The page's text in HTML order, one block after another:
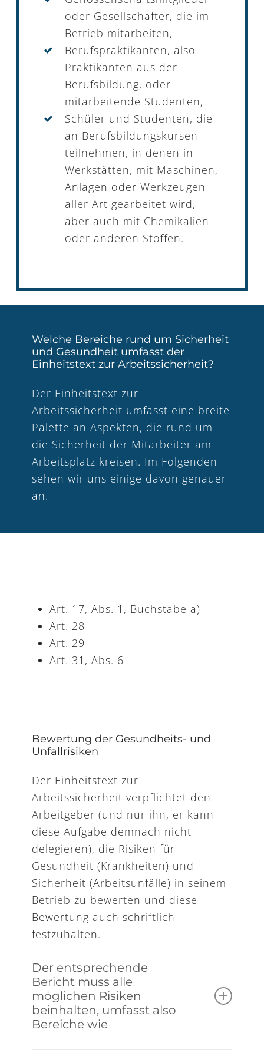
oder Gesellschafter, die im
Betrieb mitarbeiten,
Berufspraktikanten, also
Praktikanten aus der
Berufsbildung, oder
mitarbeitende Studenten,
Schüler und Studenten, die
an Berufsbildungskursen
teilnehmen, in denen in
Werkstätten, mit Maschinen,
Anlagen oder Werkzeugen
aller Art gearbeitet wird,
aber auch mit Chemikalien
oder anderen Stoffen.
Welche Bereiche rund um Sicherheit
und Gesundheit umfasst der
Einheitstext zur Arbeitssicherheit?
Der Einheitstext zur
Arbeitssicherheit umfasst eine breite
Palette an Aspekten, die rund um
die Sicherheit der Mitarbeiter am
Arbeitsplatz kreisen. Im Folgenden
sehen wir uns einige davon genauer
an.
Art. 17, Abs. 1, Buchstabe a)
Art. 28
Art. 29
Art. 31, Abs. 6
Bewertung der Gesundheits- und
Unfallrisiken
Der Einheitstext zur
Arbeitssicherheit verpflichtet den
Arbeitgeber (und nur ihn, er kann
diese Aufgabe demnach nicht
delegieren), die Risiken für
Gesundheit (Krankheiten) und
Sicherheit (Arbeitsunfälle) in seinem
Betrieb zu bewerten und diese
Bewertung auch schriftlich
festzuhalten.
Der entsprechende
Bericht muss alle
möglichen Risiken
beinhalten, umfasst also
Bereiche wie